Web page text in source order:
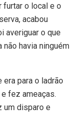
furtar o local e o
acabou
averiguar o que
não havia ninguém
para o ladrão
fez ameaças.
um disparo e